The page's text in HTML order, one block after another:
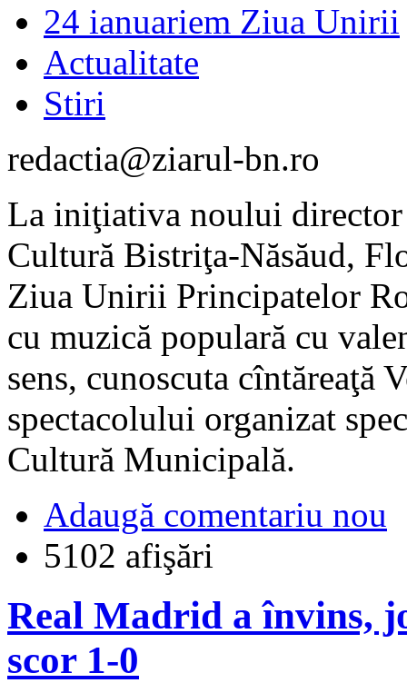
24 ianuariem Ziua Unirii
Actualitate
Stiri
redactia@ziarul-bn.ro
La iniţiativa noului
Cultură Bistriţa-Năsăud,
Ziua Unirii Principatelor
cu muzică populară cu
sens, cunoscuta cîntăreaţă
spectacolului organizat
Cultură Municipală.
Adaugă comentariu nou
5102 afişări
Real Madrid a învins,
scor 1-0